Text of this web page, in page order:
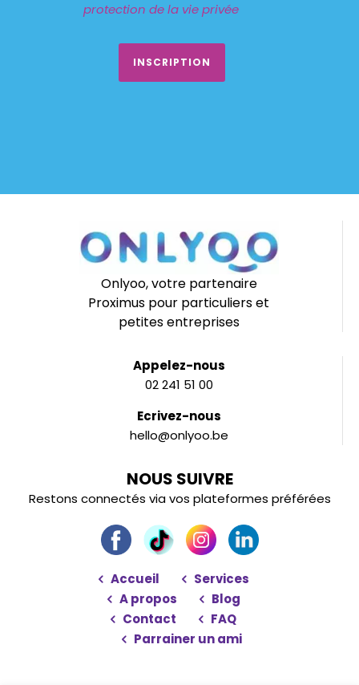
protection de la vie privée
Onlyoo, votre partenaire
Proximus pour particuliers et
petites entreprises
Appelez-nous
02 241 51 00
Ecrivez-nous
hello@onlyoo.be
NOUS SUIVRE
Restons connectés via vos plateformes préférées
Accueil
Services
A propos
Blog
Contact
FAQ
Parrainer un ami